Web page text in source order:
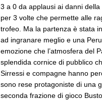
3 a 0 da applausi ai danni
per 3 volte che permette alle
trofeo. Ma la partenza è stata
ad ingranare meglio e una
emozione che l’atmosfera del
splendida cornice di pubblico
Sirressi e compagne hanno
sono rese protagoniste di una
seconda frazione di gioco